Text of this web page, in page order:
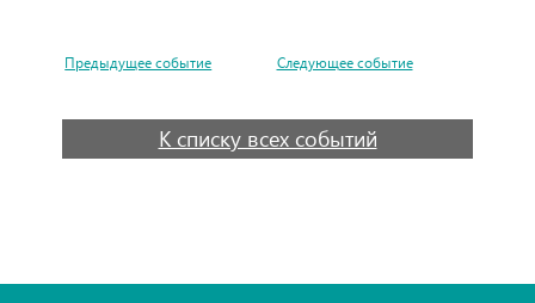
Предыдущее событие Следующее событие
К списку всех событий